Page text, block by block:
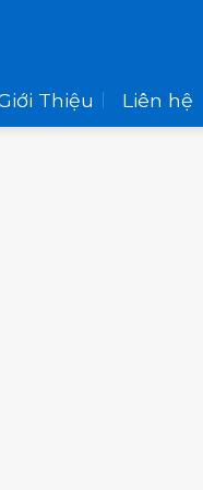
Thiệu Liên hệ